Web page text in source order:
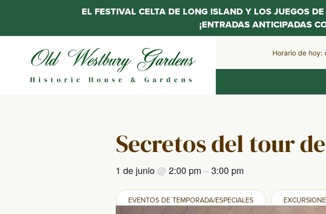
contenido
Horario de hoy:
Secretos del tour
1 de junio@ 2:00 pm –3:00 pm
EVENTOS DE TEMPORADA/ESPECIALES
EL FESTIVAL CELTA DE LONG ISLAND Y LOS JUEGOS
¡ENTRADAS ANTICIPADAS